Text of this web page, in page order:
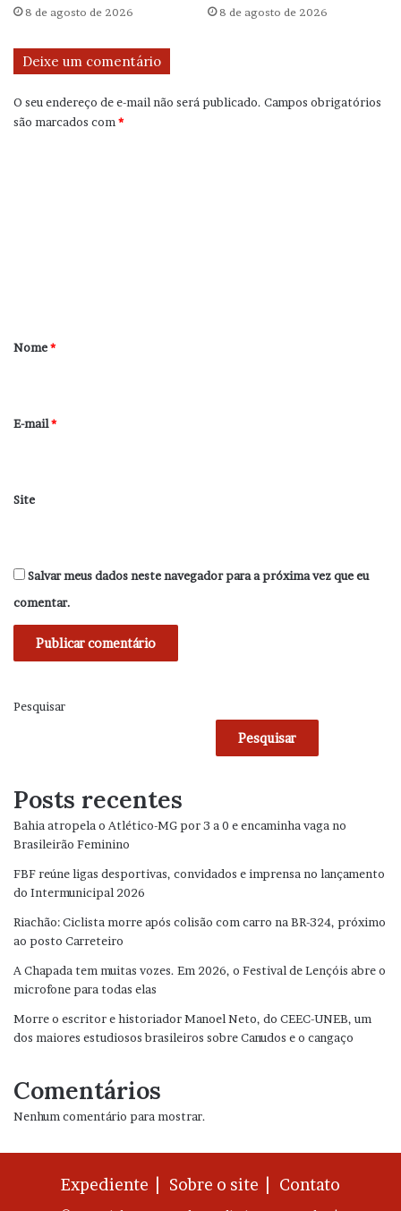
8 de agosto de 2026 8 de agosto de 2026
Deixe um comentário
O seu endereço de e-mail não será publicado. Campos obrigatórios
são marcados com*
r
*
Nome*
E-mail*
Site
Salvar meus dados neste navegador para a próxima vez que eu
comentar.
Pesquisar
Pesquisar
Posts recentes
Bahia atropela o Atlético-MG por 3 a 0 e encaminha vaga no
Brasileirão Feminino
FBF reúne ligas desportivas, convidados e imprensa no lançamento
do Intermunicipal 2026
Riachão: Ciclista morre após colisão com carro na BR-324, próximo
ao posto Carreteiro
A Chapada tem muitas vozes. Em 2026, o Festival de Lençóis abre o
microfone para todas elas
Morre o escritor e historiador Manoel Neto, do CEEC-UNEB, um
dos maiores estudiosos brasileiros sobre Canudos e o cangaço
Comentários
Nenhum comentário para mostrar.
Expediente | Sobre o site | Contato